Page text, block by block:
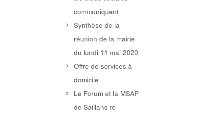
communiquent
Synthèse de la
réunion de la mairie
du lundi 11 mai 2020
Offre de services à
domicile
Le Forum et la MSAP
de Saillans ré-